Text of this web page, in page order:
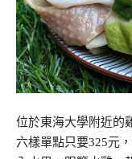
位於東海大學附近的
六樣單點只要325元